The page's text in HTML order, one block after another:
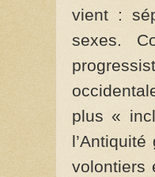
vient :
sexes.
plus «
volontiers